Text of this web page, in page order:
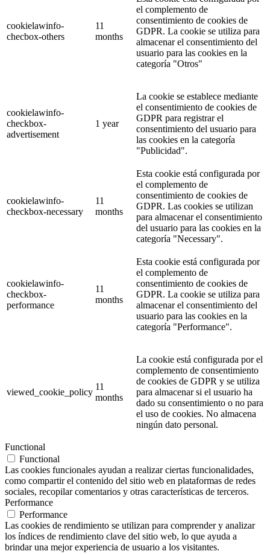
cookielawinfo-
checbox-others
11
months
el complemento de
consentimiento de cookies de
GDPR. La cookie se utiliza para
almacenar el consentimiento del
usuario para las cookies en la
categoría "Otros"
cookielawinfo-
checkbox-
advertisement
1 year
La cookie se establece mediante
el consentimiento de cookies de
GDPR para registrar el
consentimiento del usuario para
las cookies en la categoría
"Publicidad".
cookielawinfo-
checkbox-necessary
11
months
Esta cookie está configurada por
el complemento de
consentimiento de cookies de
GDPR. Las cookies se utilizan
para almacenar el consentimiento
del usuario para las cookies en la
categoría "Necessary".
cookielawinfo-
checkbox-
performance
11
months
Esta cookie está configurada por
el complemento de
consentimiento de cookies de
GDPR. La cookie se utiliza para
almacenar el consentimiento del
usuario para las cookies en la
categoría "Performance".
viewed_cookie_policy
11
months
La cookie está configurada por el
complemento de consentimiento
de cookies de GDPR y se utiliza
para almacenar si el usuario ha
dado su consentimiento o no para
el uso de cookies. No almacena
ningún dato personal.
Functional
Functional
Las cookies funcionales ayudan a realizar ciertas funcionalidades,
como compartir el contenido del sitio web en plataformas de redes
sociales, recopilar comentarios y otras características de terceros.
Performance
Performance
Las cookies de rendimiento se utilizan para comprender y analizar
los índices de rendimiento clave del sitio web, lo que ayuda a
brindar una mejor experiencia de usuario a los visitantes.